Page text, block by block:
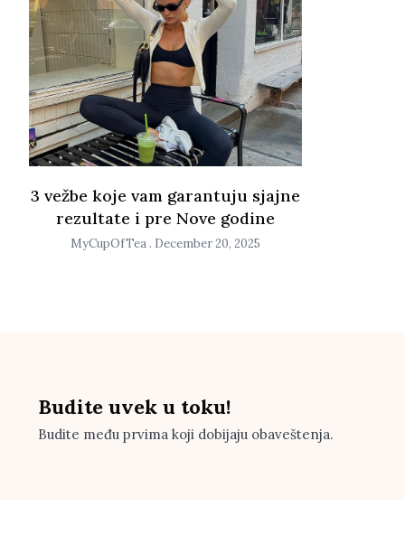
3 vežbe koje vam garantuju sjajne
rezultate i pre Nove godine
MyCupOfTea December 20, 2025
Budite uvek u toku!
Budite među prvima koji dobijaju obaveštenja.